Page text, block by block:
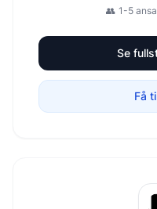
👥 1-5
Se
Få